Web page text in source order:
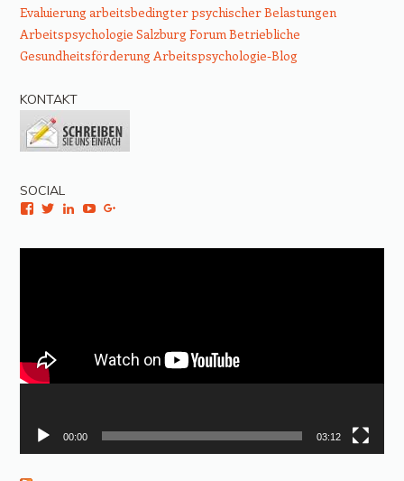
Evaluierung arbeitsbedingter psychischer Belastungen
Arbeitspsychologie Salzburg Forum Betriebliche
Gesundheitsförderung Arbeitspsychologie-Blog
KONTAKT
SOCIAL
Facebook
TwitterLinkedIn
YouTube
00:00 03:12